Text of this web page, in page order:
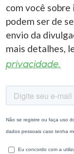
com você
podem ser de
envio da
mais detalhes,
privacidade.